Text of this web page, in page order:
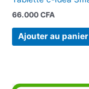
66.000 CFA
Ajouter au panier